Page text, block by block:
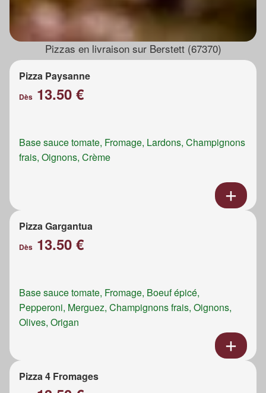
Pizzas en livraison sur Berstett (67370)
Pizza Paysanne
Dès 13.50 €
Base sauce tomate, Fromage, Lardons, Champignons
frais, Oignons, Crème
Pizza Gargantua
Dès 13.50 €
Base sauce tomate, Fromage, Boeuf épicé,
Pepperoni, Merguez, Champignons frais, Oignons,
Olives, Origan
Pizza 4 Fromages